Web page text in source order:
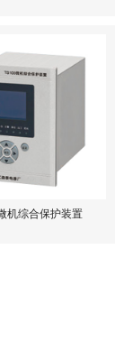
机综合保护装置